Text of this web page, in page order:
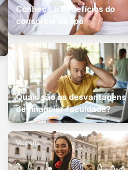
Conheça 6 benefícios do
consórcio de lipo
Educação
Quais são as desvantagens
de financiar faculdade?
Viagens